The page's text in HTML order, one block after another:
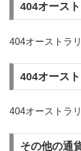
404オース
404オーストラ
404オース
404オーストラ
その他の通